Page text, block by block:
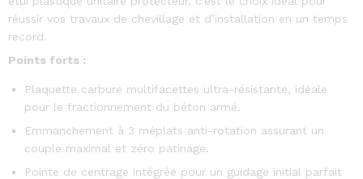
réussir vos travaux de chevillage et d’installation en un temps
record.
Points forts :
Plaquette carbure multifacettes ultra-résistante, idéale
pour le fractionnement du béton armé.
Emmanchement à 3 méplats anti-rotation assurant un
couple maximal et zéro patinage.
Pointe de centrage intégrée pour un guidage initial parfait